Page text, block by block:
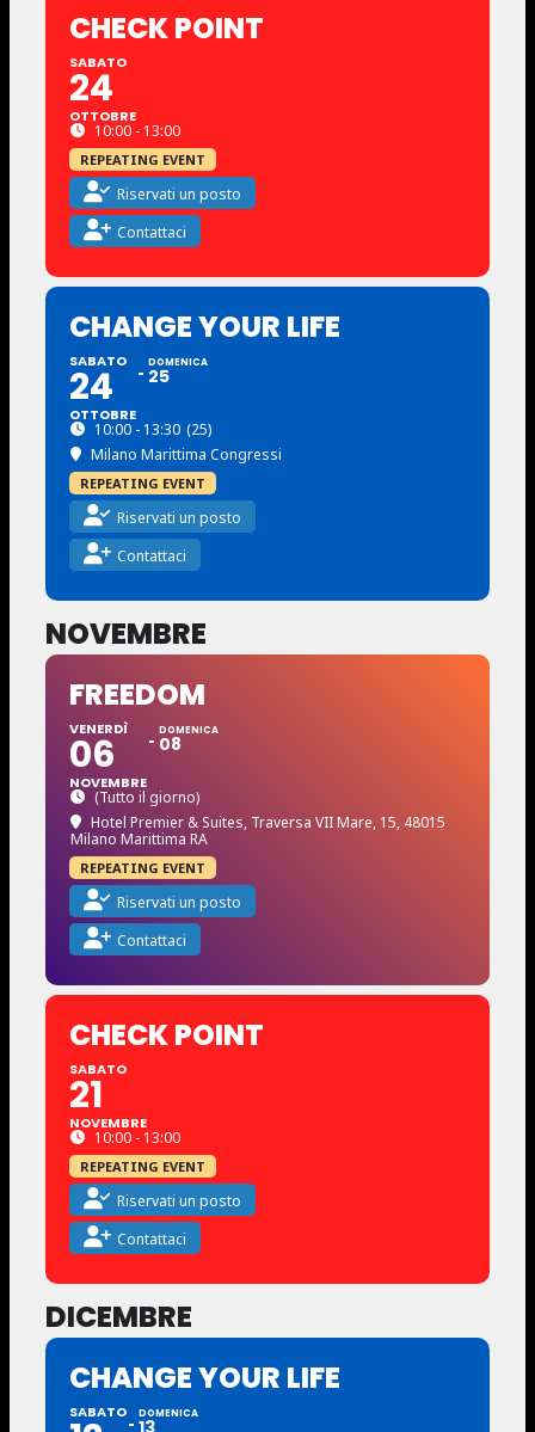
CHECK POINT
SABATO
24
OTTOBRE
10:00 - 13:00
REPEATING EVENT
Riservati un posto
Contattaci
CHANGE YOUR LIFE
SABATO
24
OTTOBRE
DOMENICA
25
10:00 - 13:30 (25)
Milano Marittima Congressi
REPEATING EVENT
Riservati un posto
Contattaci
NOVEMBRE
FREEDOM
VENERDÌ
06
NOVEMBRE
DOMENICA
08
(Tutto il giorno)
Hotel Premier & Suites, Traversa VII Mare, 15, 48015
Milano Marittima RA
REPEATING EVENT
Riservati un posto
Contattaci
CHECK POINT
SABATO
21
NOVEMBRE
10:00 - 13:00
REPEATING EVENT
Riservati un posto
Contattaci
DICEMBRE
CHANGE YOUR LIFE
SABATO DOMENICA